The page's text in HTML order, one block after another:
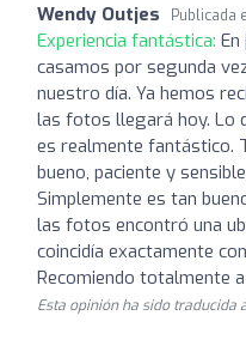
Wendy Outjes Publicada
Experiencia fantástica:
casamos por segunda
nuestro día. Ya hemos
las fotos llegará hoy. Lo
es realmente fantástico.
bueno, paciente y
Simplemente es tan
las fotos encontró una
coincidía exactamente
Recomiendo totalmente
Esta opinión ha sido traducida